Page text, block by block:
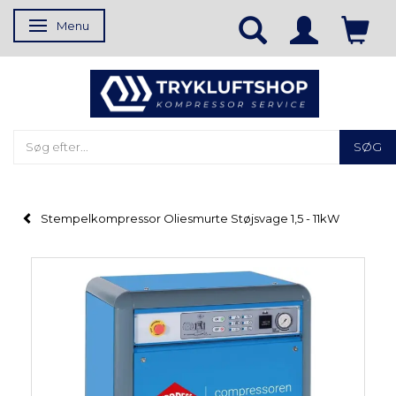
Skifte navigation
Menu
SØG
Stempelkompressor Oliesmurte Støjsvage 1,5 - 11kW